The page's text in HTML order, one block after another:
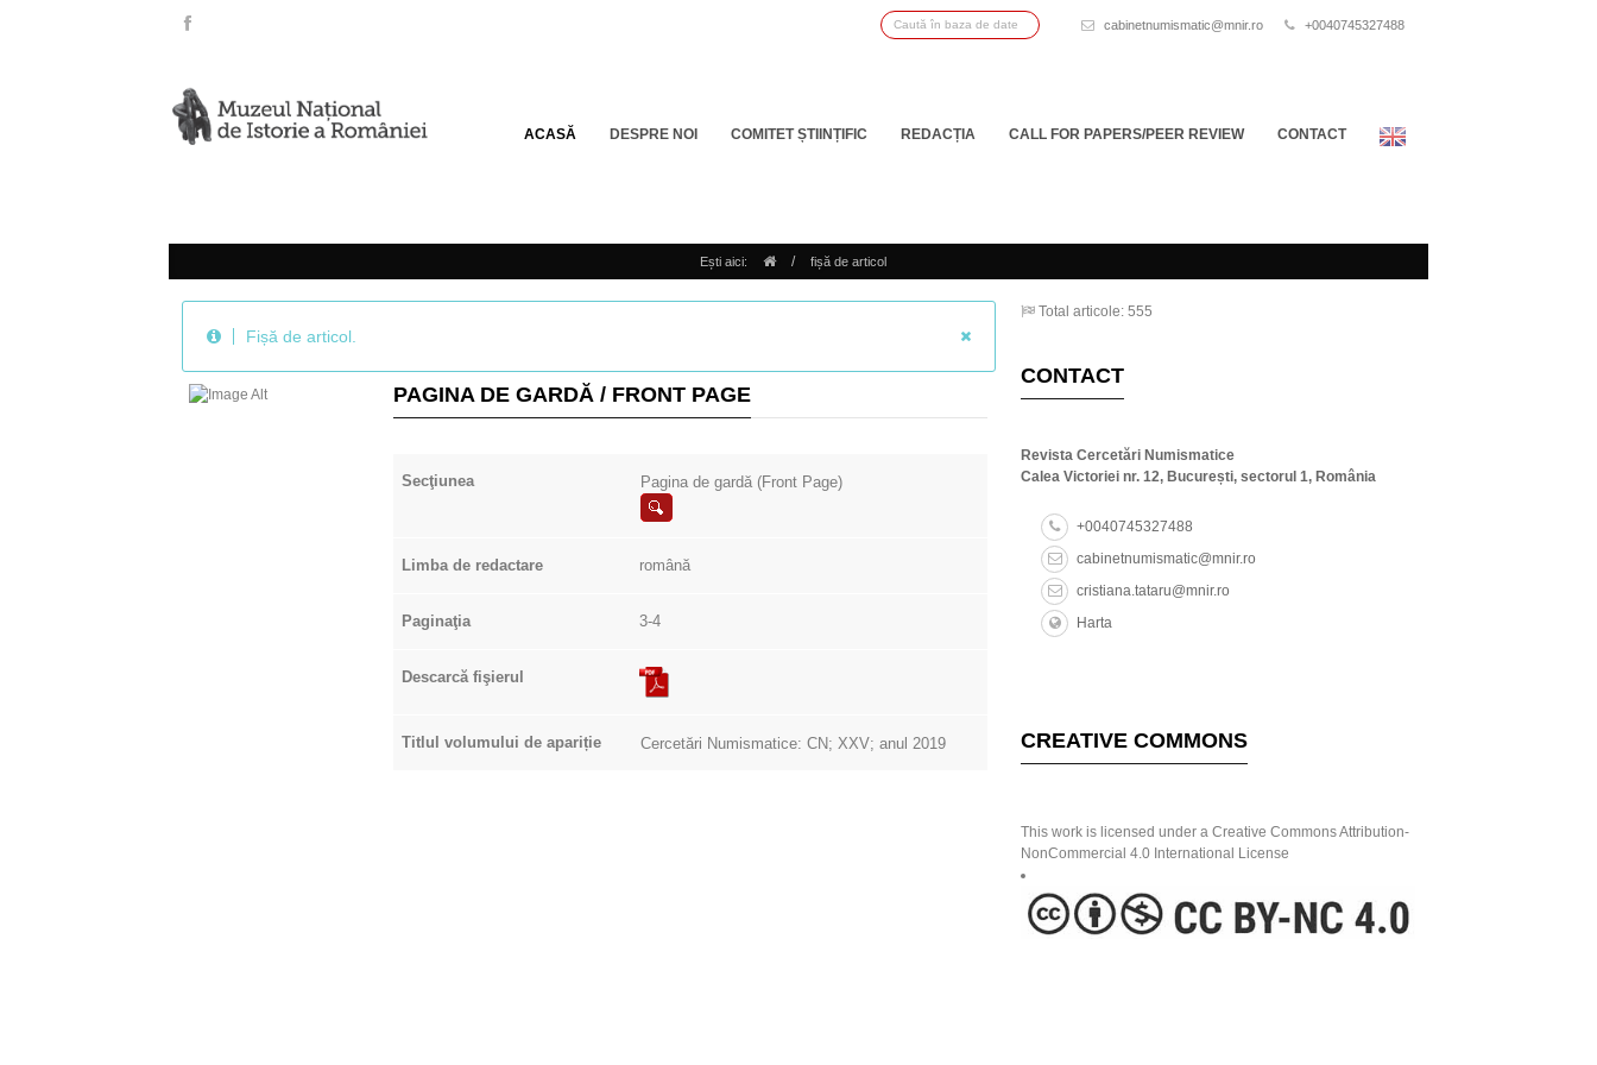
cabinetnumismatic@mnir.ro +0040745327488
ACASĂ DESPRE NOI COMITET ȘTIINȚIFIC REDACȚIA CALL FOR PAPERS/PEER REVIEW CONTACT
Ești aici: / fișă de articol
Fișă de articol.
PAGINA DE GARDĂ / FRONT PAGE
Secţiunea Pagina de gardă (Front Page)
Limba de redactare română
Paginaţia 3-4
Descarcă fişierul
Titlul volumului de apariție Cercetări Numismatice: CN; XXV; anul 2019
Total articole: 555
CONTACT
Revista Cercetări Numismatice
Calea Victoriei nr. 12, București, sectorul 1, România
+0040745327488
cabinetnumismatic@mnir.ro
cristiana.tataru@mnir.ro
Harta
CREATIVE COMMONS
This work is licensed under a Creative Commons Attribution-
NonCommercial 4.0 International License